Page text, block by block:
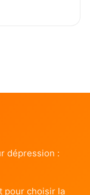
dépression :
pour choisir la